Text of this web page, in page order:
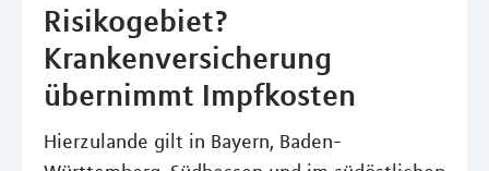
Risikogebiet?
Krankenversicherung
übernimmt Impfkosten
Hierzulande gilt in Bayern, Baden-